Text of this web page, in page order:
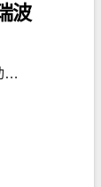
波
…